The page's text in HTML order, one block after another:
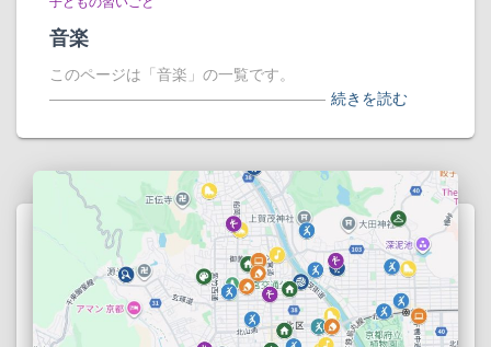
音楽
このページは「音楽」の一覧です。
―――――――――――――――――― 続きを読む